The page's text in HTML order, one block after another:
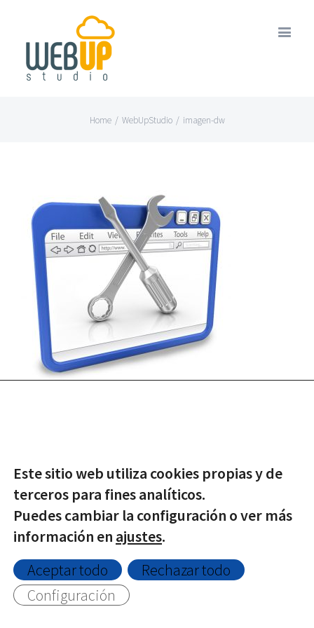
Home / WebUpStudio / imagen-dw
© Copyright -2026 | Todos los derechos reservados |
Protección de datos|Política de Privacidad
Política de Cookies
Este sitio web utiliza cookies propias y de
terceros para fines analíticos.
Puedes cambiar la configuración o ver más
información en ajustes.
Aceptar todo
Rechazar todo
Configuración